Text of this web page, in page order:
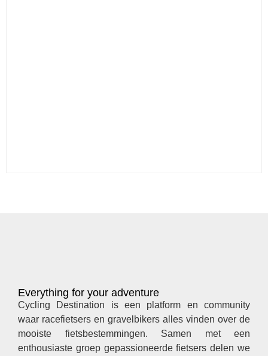
Everything for your adventure
Cycling Destination is een platform en community
waar racefietsers en gravelbikers alles vinden over de
mooiste fietsbestemmingen. Samen met een
enthousiaste groep gepassioneerde fietsers delen we